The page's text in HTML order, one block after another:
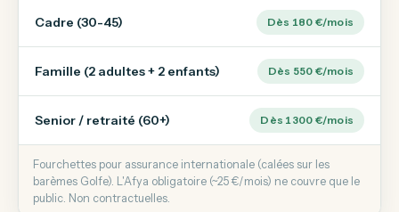
Cadre (30-45) Dès 180 €/mois
Famille (2 adultes + 2 enfants) Dès 550 €/mois
Senior / retraité (60+) Dès 1300 €/mois
Fourchettes pour assurance internationale (calées sur les
barèmes Golfe). L'Afya obligatoire (~25 €/mois) ne couvre que le
public. Non contractuelles.